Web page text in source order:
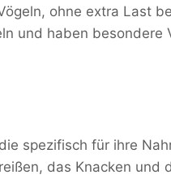
ohne extra Last
und haben besondere
spezifisch für ihre
das Knacken und